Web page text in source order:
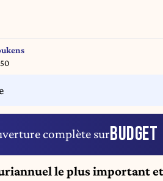
complète surBUDGET
le plus important